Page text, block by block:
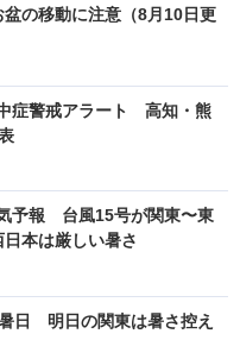
の移動に注意（8月10日更
症警戒アラート 高知・熊
予報 台風15号が関東〜東
本は厳しい暑さ
日 明日の関東は暑さ控え